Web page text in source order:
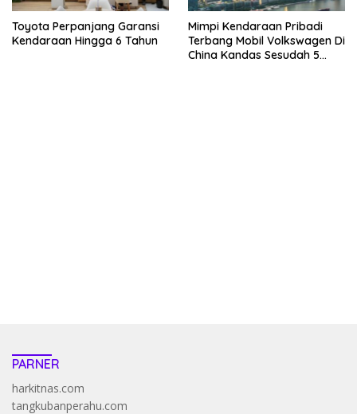
Toyota Perpanjang Garansi
Kendaraan Hingga 6 Tahun
Mimpi Kendaraan Pribadi
Terbang Mobil Volkswagen Di
China Kandas Sesudah 5
PARNER
harkitnas.com
tangkubanperahu.com